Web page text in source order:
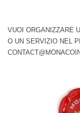
VUOI ORGANIZZARE
O UN SERVIZIO NEL